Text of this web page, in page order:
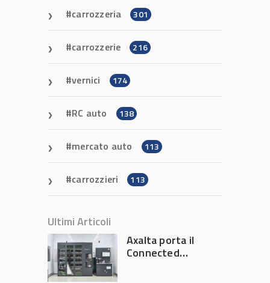
carrozzeria 301
carrozzerie 216
vernici 174
RC auto 138
mercato auto 113
carrozzieri 113
Ultimi Articoli
Axalta porta il
Connected